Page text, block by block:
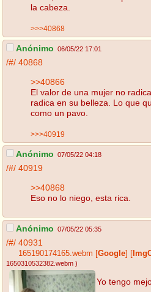
la cabeza.
>>>40868
Anónimo 06/05/22 17:01
/#/ 40868
>>40866
El valor de una mujer no
radica en su belleza. Lo que
como un pavo.
>>>40919
Anónimo 07/05/22 04:18
/#/ 40919
>>40868
Eso no lo niego, esta rica.
Anónimo 07/05/22 05:35
/#/ 40931
165190174165.webm [Google] [
1650310532382.webm )
Yo tengo